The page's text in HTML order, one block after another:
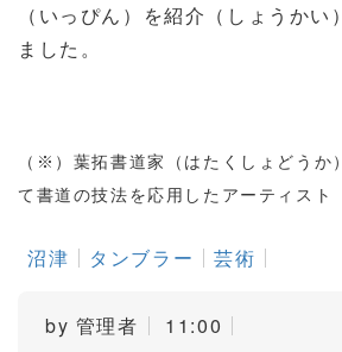
（いっぴん）を紹介（しょうかい
ました。
（※）葉拓書道家（はたくしょどうか
て書道の技法を応用したアーティスト
沼津 タンブラー 芸術
by 管理者 11:00